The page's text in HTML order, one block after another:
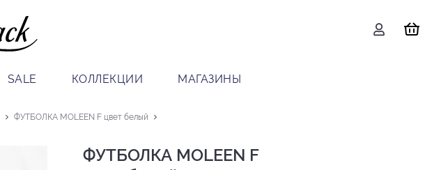
SALE КОЛЛЕКЦИИ МАГАЗИНЫ
ФУТБОЛКА MOLEEN F цвет белый
ФУТБОЛКА MOLEEN F